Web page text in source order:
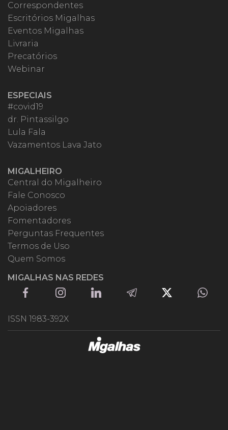
Correspondentes
Escritórios Migalhas
Eventos Migalhas
Livraria
Precatórios
Webinar
ESPECIAIS
#covid19
dr. Pintassilgo
Lula Fala
Vazamentos Lava Jato
MIGALHEIRO
Central do Migalheiro
Fale Conosco
Apoiadores
Fomentadores
Perguntas Frequentes
Termos de Uso
Quem Somos
MIGALHAS NAS REDES
ISSN 1983-392X